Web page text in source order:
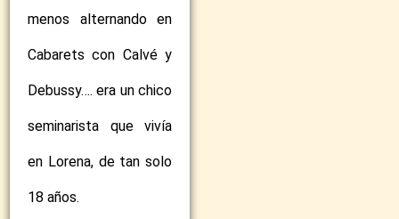
menos alternando en
Cabarets con Calvé y
Debussy…. era un chico
seminarista que vivía
en Lorena, de tan solo
18 años.